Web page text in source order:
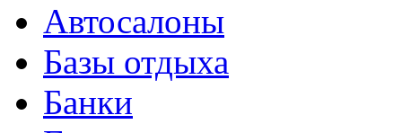
Автосалоны
Базы отдыха
Банки